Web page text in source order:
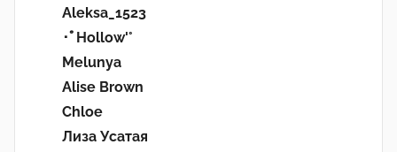
Aleksa_1523
･ﾟHollow'°
Melunya
Alise Brown
Chloe
Лиза Усатая